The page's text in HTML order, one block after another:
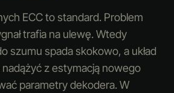
ECC to standard. Problem
trafia na ulewę. Wtedy
szumu spada skokowo, a układ
nadążyć z estymacją nowego
parametry dekodera. W